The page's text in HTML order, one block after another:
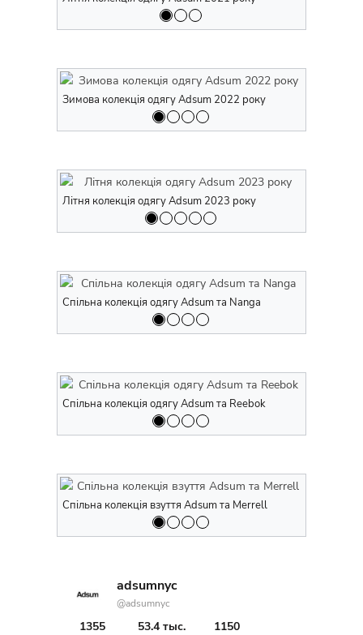
Зимова колекція одягу Adsum 2022 року
Літня колекція одягу Adsum 2023 року
Спільна колекція одягу Adsum та Nanga
Спільна колекція одягу Adsum та Reebok
Спільна колекція взуття Adsum та Merrell
adsumnyc
@adsumnyc
1355 53.4 тыс. 1150